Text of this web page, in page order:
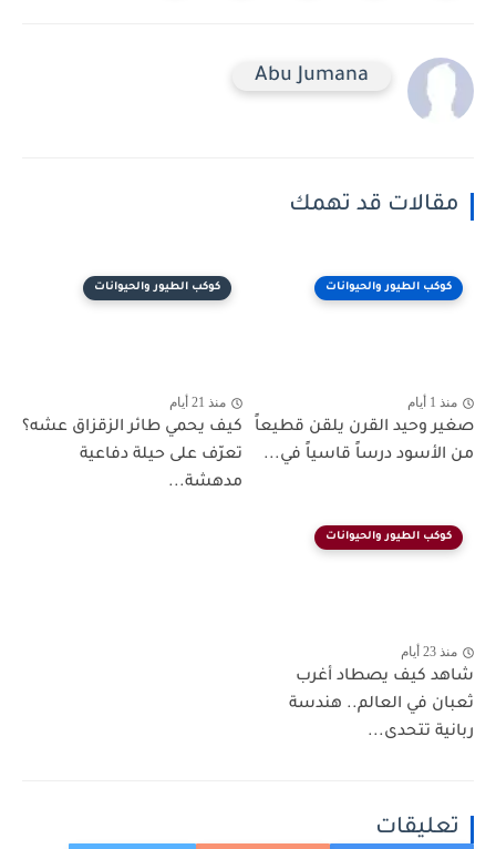
Abu Jumana
مقالات قد تهمك
كوكب الطيور والحيوانات
منذ 1 أيام
صغير وحيد القرن يلقن قطيعاً
من الأسود درساً قاسياً في...
كوكب الطيور والحيوانات
منذ 21 أيام
كيف يحمي طائر الزقزاق عشه؟
تعرّف على حيلة دفاعية
مدهشة...
كوكب الطيور والحيوانات
منذ 23 أيام
شاهد كيف يصطاد أغرب
ثعبان في العالم.. هندسة
ربانية تتحدى...
تعليقات